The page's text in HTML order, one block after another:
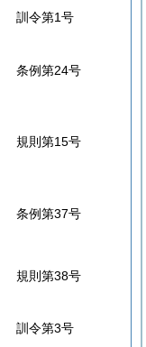
訓令第1号
条例第24号
規則第15号
条例第37号
規則第38号
訓令第3号